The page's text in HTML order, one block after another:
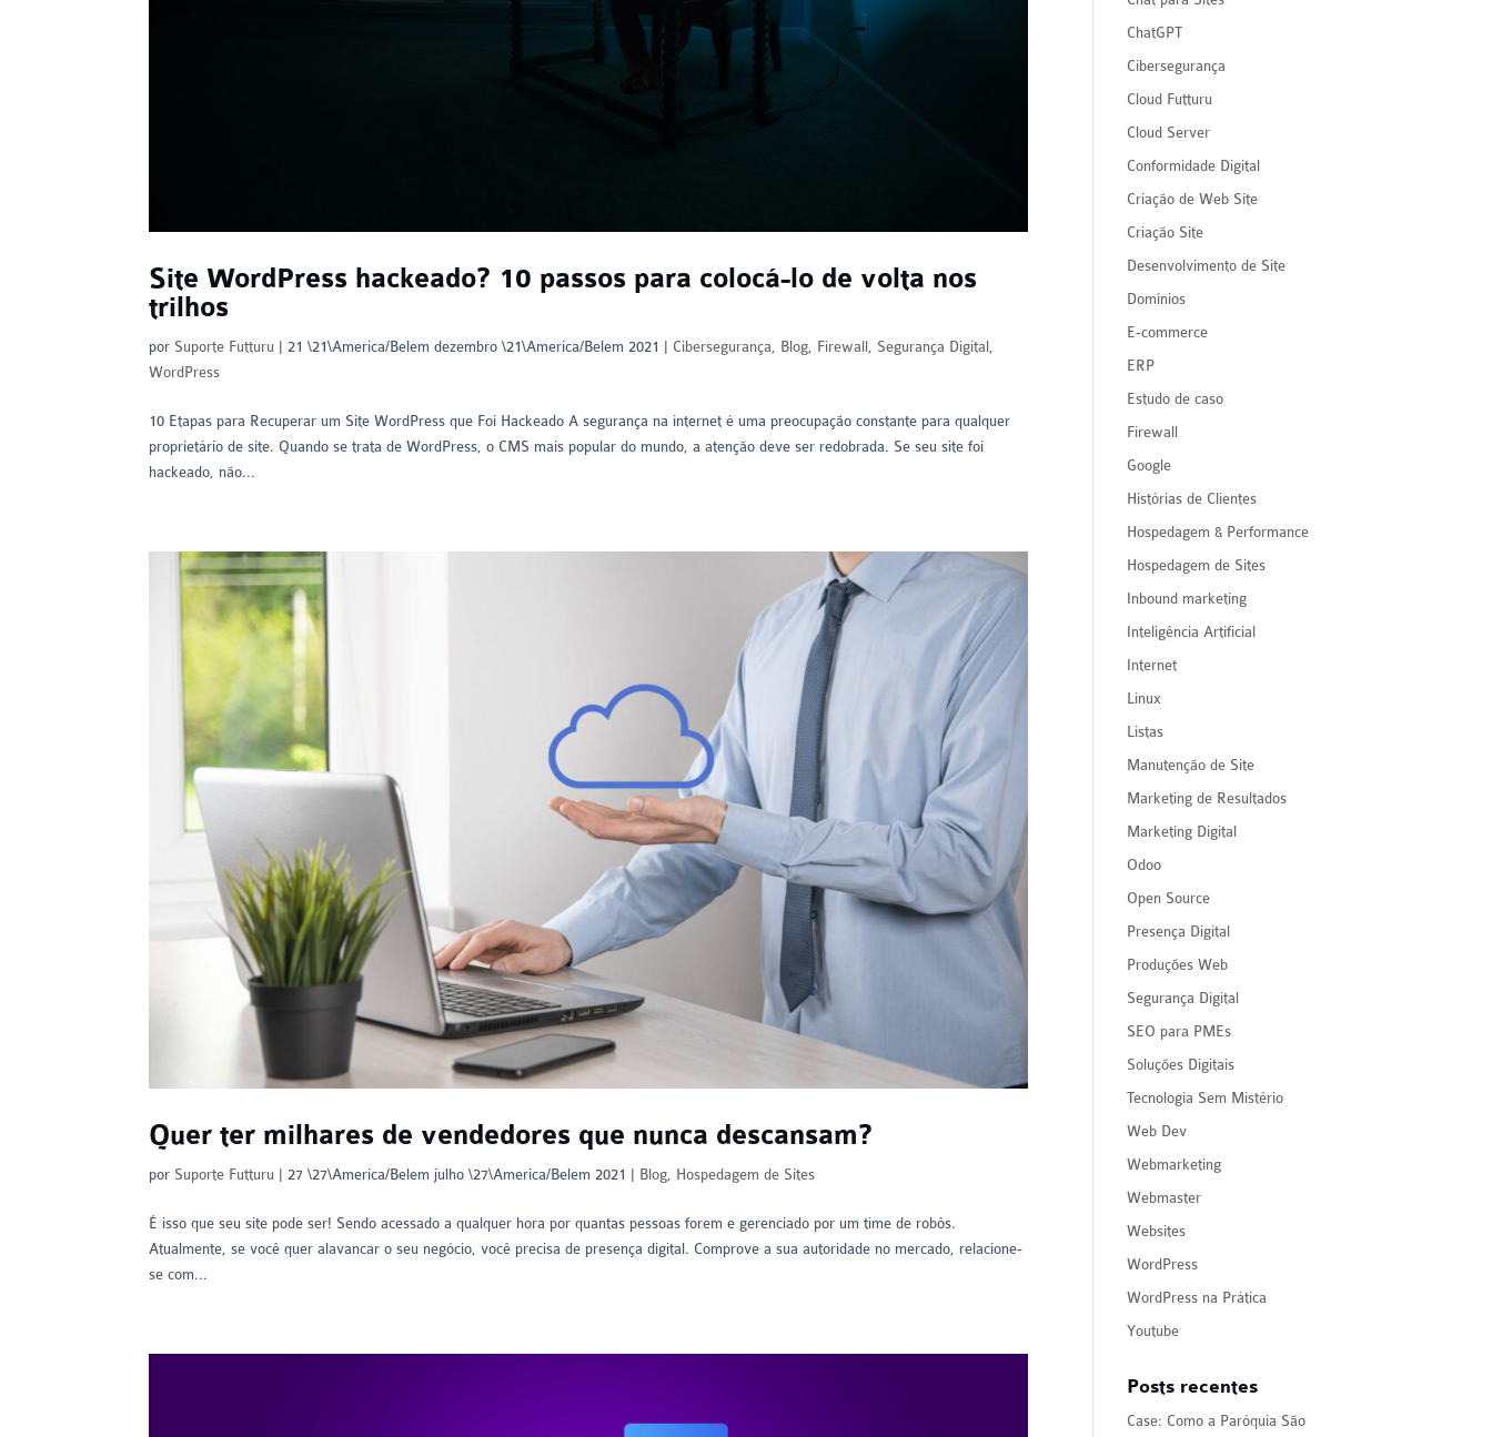
Site WordPress hackeado? 10 passos para colocá-lo de volta nos
trilhos
por Suporte Futturu |21 \21\America/Belem dezembro \21\America/Belem 2021 Cibersegurança, Blog, Firewall , Segurança Digital ,
WordPress
10 Etapas para Recuperar um Site WordPress que Foi Hackeado A segurança na internet é uma preocupação constante para qualquer
proprietário de site. Quando se trata de WordPress, o CMS mais popular do mundo, a atenção deve ser redobrada. Se seu site foi
hackeado, não...
Quer ter milhares de vendedores que nunca descansam?
por Suporte Futturu 27 \27\America/Belem julho \27\America/Belem 2021 Blog Hospedagem de Sites
É isso que seu site pode ser! Sendo acessado a qualquer hora por quantas pessoas forem e gerenciado por um time de robôs.
Atualmente, se você quer alavancar o seu negócio, você precisa de presença digital. Comprove a sua autoridade no mercado, relacione-
se com...
ChatGPT
Cibersegurança
Cloud Futturu
Cloud Server
Conformidade Digital
Criação de Web Site
Criação Site
Desenvolvimento de Site
Domínios
E-commerce
ERP
Estudo de caso
Firewall
Google
Histórias de Clientes
Hospedagem & Performance
Hospedagem de Sites
Inbound marketing
Inteligência Artificial
Internet
Linux
Listas
Manutenção de Site
Marketing de Resultados
Marketing Digital
Odoo
Open Source
Presença Digital
Produções Web
Segurança Digital
SEO para PMEs
Soluções Digitais
Tecnologia Sem Mistério
Web Dev
Webmarketing
Webmaster
Websites
WordPress
WordPress na Prática
Youtube
Posts recentes
Case: Como a Paróquia São